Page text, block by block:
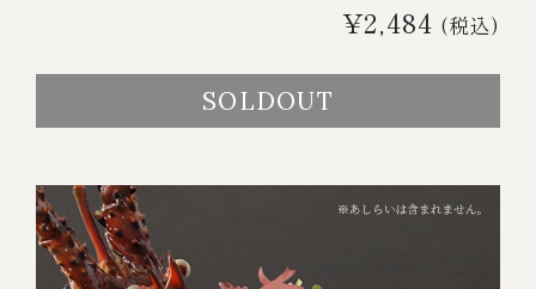
¥2,484 (税込)
SOLDOUT